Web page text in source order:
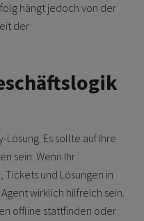
hängt jedoch von der
der
Es sollte auf Ihre
sein. Wenn Ihr
und Lösungen in
wirklich hilfreich sein.
offline stattfinden oder